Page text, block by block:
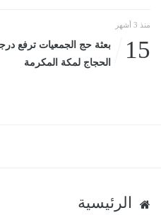
منذ 3 أشهر
15
بعثة حج الجمعيات ترفع
الحجاج لمكة المكرمة
الرئيسية